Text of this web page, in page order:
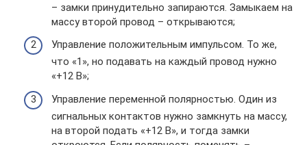
– замки принудительно запираются. Замыкаем на
массу второй провод – открываются;
Управление положительным импульсом. То же,
что «1», но подавать на каждый провод нужно
«+12 В»;
Управление переменной полярностью. Один из
сигнальных контактов нужно замкнуть на массу,
на второй подать «+12 В», и тогда замки